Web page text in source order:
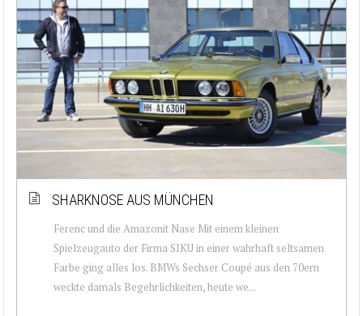
SHARKNOSE AUS MÜNCHEN
Ferenc und die Amazonit Nase Mit einem kleinen
Spielzeugauto der Firma SIKU in einer wahrhaft seltsamen
Farbe ging alles los. BMWs Sechser Coupé aus den 70ern
weckte damals Begehrlichkeiten, heute we...